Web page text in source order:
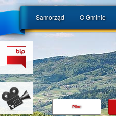
Samorząd O Gminie
Pilne